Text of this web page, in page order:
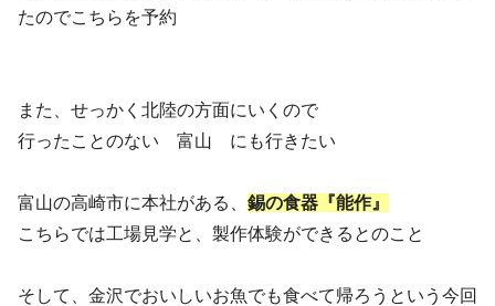
たのでこちらを予約
また、せっかく北陸の方面にいくので
行ったことのない 富山 にも行きたい
富山の高崎市に本社がある、 錫の食器『能作』
こちらでは工場見学と、製作体験ができるとのこと
そして、金沢でおいしいお魚でも食べて帰ろうという今回